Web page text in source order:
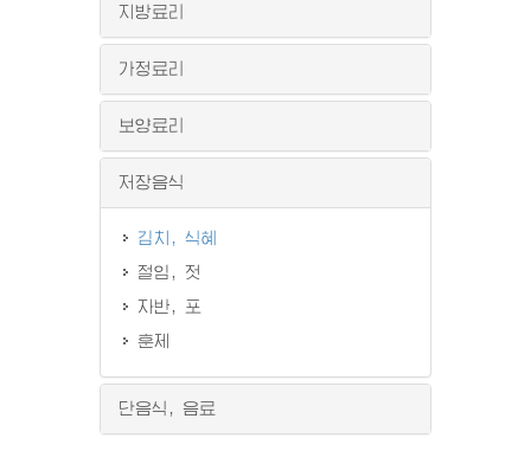
지방료리
가정료리
보양료리
저장음식
김치, 식혜
절임, 젓
자반, 포
훈제
단음식, 음료